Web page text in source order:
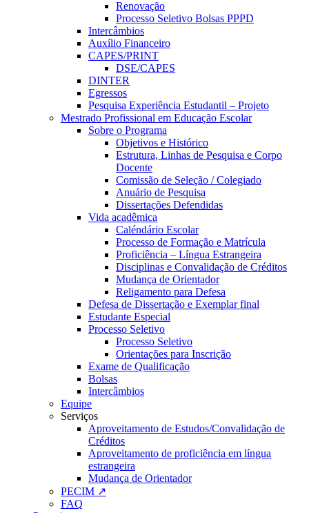
Renovação
Processo Seletivo Bolsas PPPD
Intercâmbios
Auxílio Financeiro
CAPES/PRINT
DSE/CAPES
DINTER
Egressos
Pesquisa Experiência Estudantil – Projeto
Mestrado Profissional em Educação Escolar
Sobre o Programa
Objetivos e Histórico
Estrutura, Linhas de Pesquisa e Corpo
Docente
Comissão de Seleção / Colegiado
Anuário de Pesquisa
Dissertações Defendidas
Vida acadêmica
Caléndário Escolar
Processo de Formação e Matrícula
Proficiência – Língua Estrangeira
Disciplinas e Convalidação de Créditos
Mudança de Orientador
Religamento para Defesa
Defesa de Dissertação e Exemplar final
Estudante Especial
Processo Seletivo
Processo Seletivo
Orientações para Inscrição
Exame de Qualificação
Bolsas
Intercâmbios
Equipe
Serviços
Aproveitamento de Estudos/Convalidação de
Créditos
Aproveitamento de proficiência em língua
estrangeira
Mudança de Orientador
PECIM ↗
FAQ